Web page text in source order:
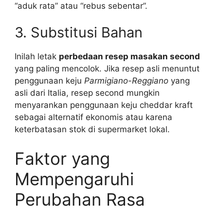
“aduk rata” atau “rebus sebentar”.
3. Substitusi Bahan
Inilah letak perbedaan resep masakan second
yang paling mencolok. Jika resep asli menuntut
penggunaan keju Parmigiano-Reggiano yang
asli dari Italia, resep second mungkin
menyarankan penggunaan keju cheddar kraft
sebagai alternatif ekonomis atau karena
keterbatasan stok di supermarket lokal.
Faktor yang
Mempengaruhi
Perubahan Rasa